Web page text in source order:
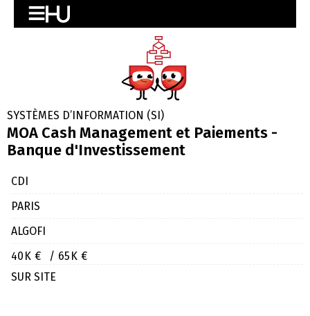
SYSTÈMES D’INFORMATION (SI)
MOA Cash Management et Paiements -
Banque d'Investissement
CDI
PARIS
ALGOFI
40K €
/ 65K €
SUR SITE